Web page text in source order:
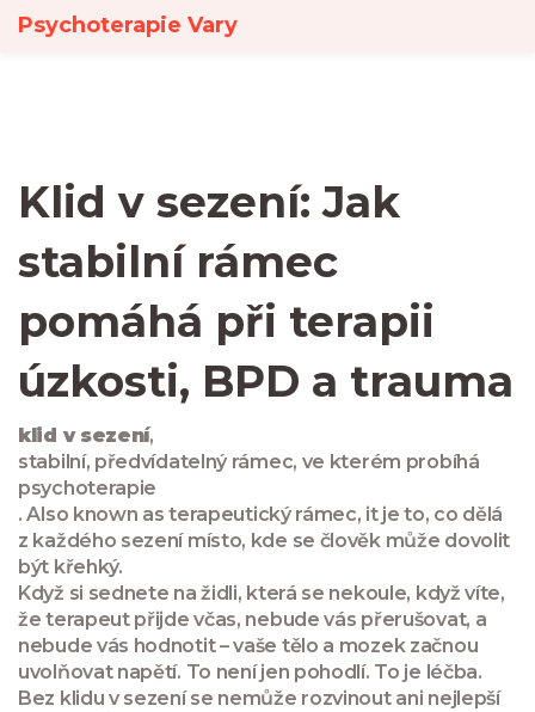
Psychoterapie Vary
Klid v sezení: Jak
stabilní rámec
pomáhá při terapii
úzkosti, BPD a trauma
klid v sezení,
stabilní, předvídatelný rámec, ve kterém probíhá
psychoterapie
. Also known asterapeutický rámec, it je to, co dělá
z každého sezení místo, kde se člověk může dovolit
být křehký.
Když si sednete na židli, která se nekoule, když víte,
že terapeut přijde včas, nebude vás přerušovat, a
nebude vás hodnotit – vaše tělo a mozek začnou
uvolňovat napětí. To není jen pohodlí. To je léčba.
Bez klidu v sezení se nemůže rozvinout ani nejlepší